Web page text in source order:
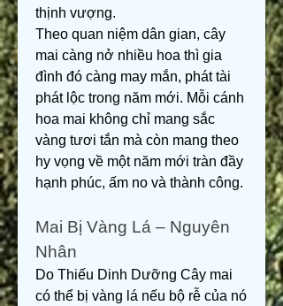
thịnh vượng.
Theo quan niệm dân gian, cây
mai càng nở nhiều hoa thì gia
đình đó càng may mắn, phát tài
phát lộc trong năm mới. Mỗi cánh
hoa mai không chỉ mang sắc
vàng tươi tắn mà còn mang theo
hy vọng về một năm mới tràn đầy
hạnh phúc, ấm no và thành công.
Mai Bị Vàng Lá – Nguyên
Nhân
Do Thiếu Dinh Dưỡng Cây mai
có thể bị vàng lá nếu bộ rễ của nó